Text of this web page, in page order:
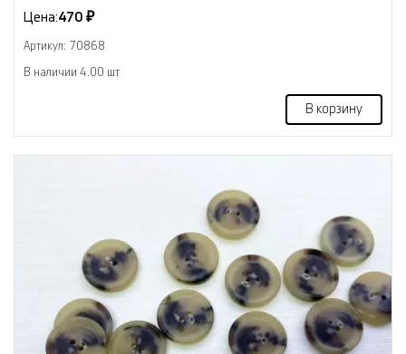
Цена:470 ₽
Артикул: 70868
В наличии 4.00 шт
В корзину